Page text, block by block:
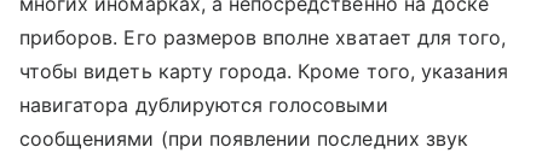
приборов. Его размеров вполне хватает для того,
чтобы видеть карту города. Кроме того, указания
навигатора дублируются голосовыми
сообщениями (при появлении последних звук